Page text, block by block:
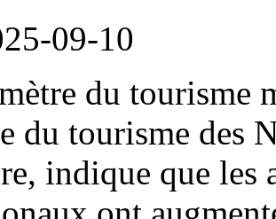
09-10
du tourisme
du tourisme des
indique que les